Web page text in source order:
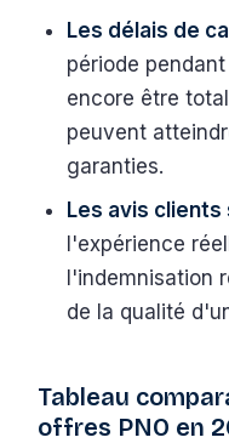
Les délais de
période
encore être
peuvent
garanties.
Les avis
l'expérience
l'indemnisation
de la qualité
Tableau
offres PNO en